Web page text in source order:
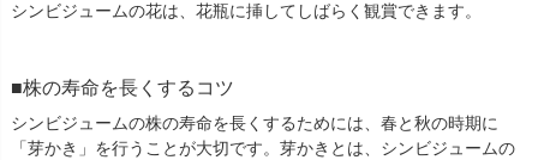
シンビジュームの花は、花瓶に挿してしばらく観賞できます。
■株の寿命を長くするコツ
シンビジュームの株の寿命を長くするためには、春と秋の時期に
「芽かき」を行うことが大切です。芽かきとは、シンビジュームの